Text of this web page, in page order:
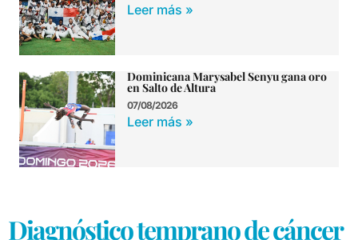
Leer más »
Dominicana Marysabel Senyu gana oro
en Salto de Altura
07/08/2026
Leer más »
Diagnóstico temprano de cáncer